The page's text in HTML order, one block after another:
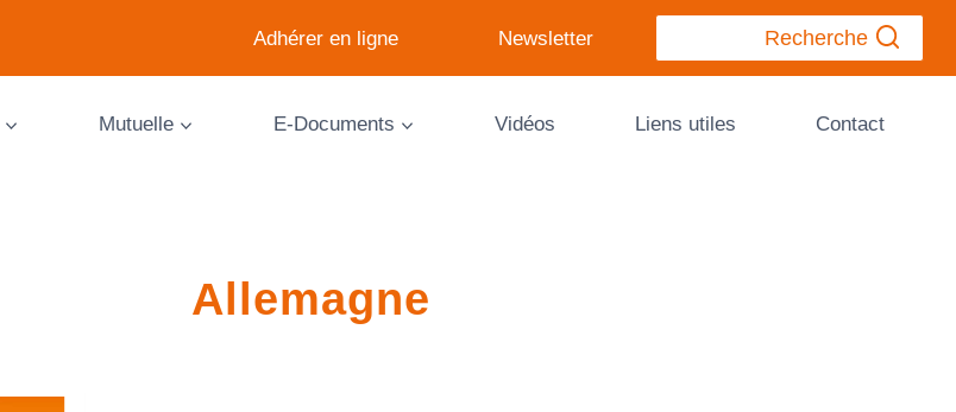
Adhérer en ligne Newsletter Recherche
Mutuelle E-Documents Vidéos Liens utiles Contact
Allemagne